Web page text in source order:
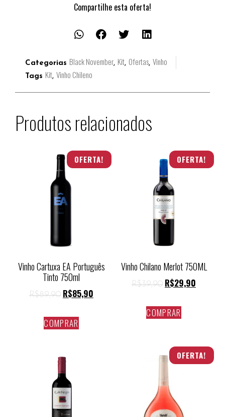
Compartilhe esta oferta!
Categorias Black November, Kit, Ofertas, Vinho
Tags Kit, Vinho Chileno
Produtos relacionados
OFERTA!
Vinho Cartuxa EA Português
Tinto 750ml
R$89,90 R$85,90
COMPRAR
OFERTA!
Vinho Chilano Merlot 750ML
R$39,90 R$29,90
COMPRAR
OFERTA!